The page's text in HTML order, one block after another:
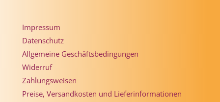
Impressum
Datenschutz
Allgemeine Geschäftsbedingungen
Widerruf
Zahlungsweisen
Preise, Versandkosten und Lieferinformationen